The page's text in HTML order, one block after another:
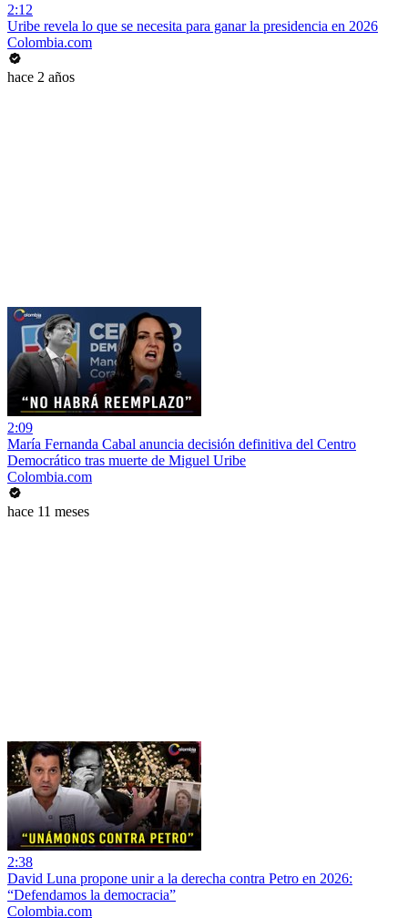
2:12
Uribe revela lo que se necesita para ganar la presidencia en 2026
Colombia.com
hace 2 años
2:09
María Fernanda Cabal anuncia decisión definitiva del Centro
Democrático tras muerte de Miguel Uribe
Colombia.com
hace 11 meses
2:38
David Luna propone unir a la derecha contra Petro en 2026:
“Defendamos la democracia”
Colombia.com